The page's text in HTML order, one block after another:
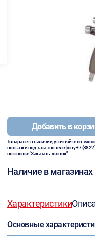
Добавить в
Товара нет в наличии, уточняйте
поставки под заказ по телефону+7
по кнопке "Заказать звонок"
Наличие в магазинах
Характеристики
Основные